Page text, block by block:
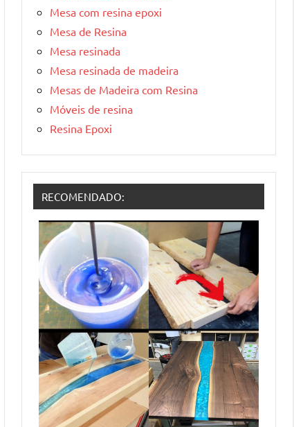
Mesa com resina epoxi
Mesa de Resina
Mesa resinada
Mesa resinada de madeira
Mesas de Madeira com Resina
Móveis de resina
Resina Epoxi
RECOMENDADO: